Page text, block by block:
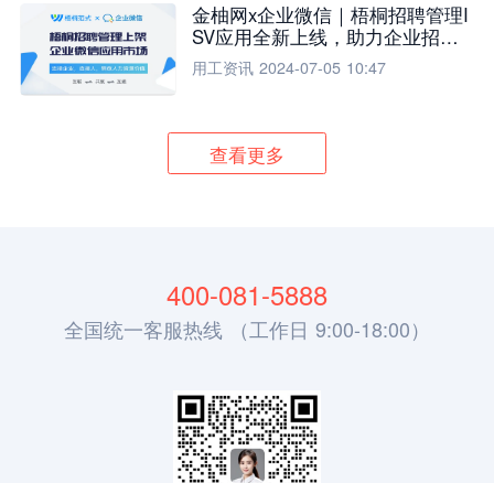
金柚网x企业微信｜梧桐招聘管理I
SV应用全新上线，助力企业招聘
流程全面升级
用工资讯 2024-07-05 10:47
查看更多
400-081-5888
全国统一客服热线 （工作日 9:00-18:00）